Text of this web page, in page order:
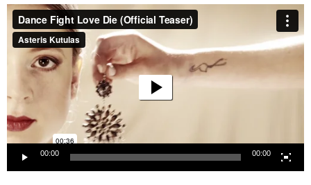
Video-
Player
00:00 00:00